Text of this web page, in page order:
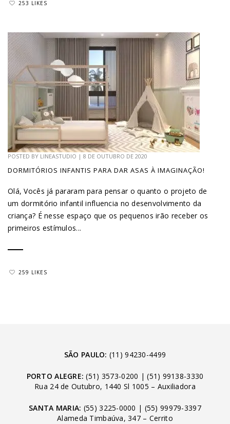
253 LIKES
POSTED BY LINEASTUDIO | 8 DE OUTUBRO DE 2020
DORMITÓRIOS INFANTIS PARA DAR ASAS À IMAGINAÇÃO!
Olá, Vocês já pararam para pensar o quanto o projeto de
um dormitório infantil influencia no desenvolvimento da
criança? É nesse espaço que os pequenos irão receber os
primeiros estímulos...
259 LIKES
SÃO PAULO: (11) 94230-4499
PORTO ALEGRE: (51) 3573-0200 |(51) 99138-3330
Rua 24 de Outubro, 1440 Sl 1005 – Auxiliadora
SANTA MARIA: (55) 3225-0000 | (55) 99979-3397
Alameda Timbaúva, 347 – Cerrito